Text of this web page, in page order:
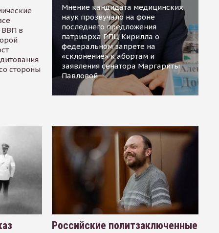
ВВП в
стороны
Мнение кандидата медицинских
наук прозвучало на фоне
последнего предложения
патриарха РПЦ Кирилла о
федеральном запрете на
«склонение» к абортам и
заявления сенатора Маргариты
Павловой
Российские политзаключенные